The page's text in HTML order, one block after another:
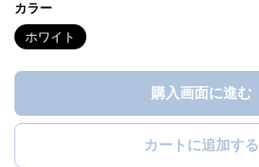
カラー
ホワイト
購入画面に進む
カートに追加する